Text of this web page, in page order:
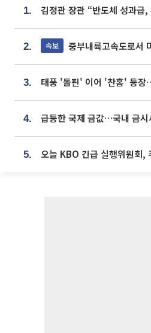
1.
2. 속보 중부내륙고속도로서
3.
4. 급등한 국제 금값…국내 금시
5. 오늘 KBO 긴급 실행위원회,